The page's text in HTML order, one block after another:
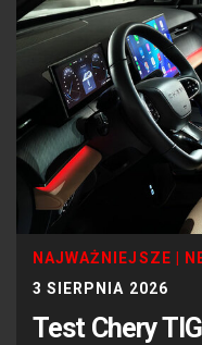
NAJWAŻNIEJSZE
3 SIERPNIA 2026
Test Chery